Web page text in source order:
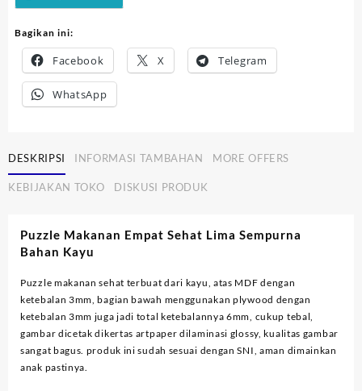
Bagikan ini:
Facebook X Telegram
WhatsApp
DESKRIPSI INFORMASI TAMBAHAN MORE OFFERS
KEBIJAKAN TOKO DISKUSI PRODUK
Puzzle Makanan Empat Sehat Lima Sempurna
Bahan Kayu
Puzzle makanan sehat terbuat dari kayu, atas MDF dengan
ketebalan 3mm, bagian bawah menggunakan plywood dengan
ketebalan 3mm juga jadi total ketebalannya 6mm, cukup tebal,
gambar dicetak dikertas artpaper dilaminasi glossy, kualitas gambar
sangat bagus. produk ini sudah sesuai dengan SNI, aman dimainkan
anak pastinya.